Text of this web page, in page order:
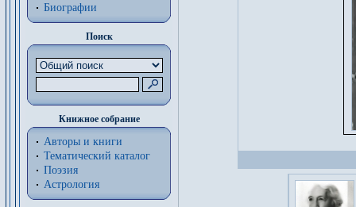
Биографии
Поиск
Книжное собрание
Авторы и книги
Тематический каталог
Поэзия
Астрология